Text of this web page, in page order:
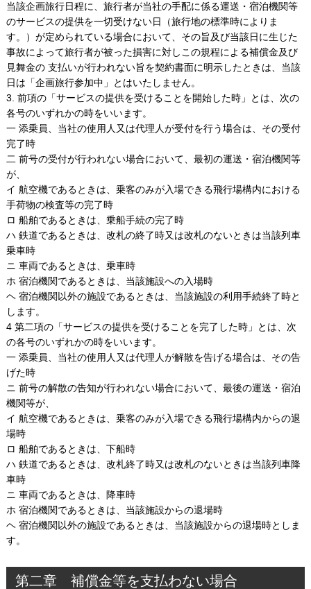
当該企画旅行日程に、旅行者が当社の手配に係る運送・宿泊機関等
のサービスの提供を一切受けない日（旅行地の標準時によりま
す。）が定められている場合において、その旨及び当該日に生じた
事故によって旅行者が被った損害に対しこの規程による補償金及び
見舞金の 支払いが行われない旨を契約書面に明示したときは、当該
日は「企画旅行参加中」とはいたしません。
3. 前項の「サービスの提供を受けることを開始した時」とは、次の
各号のいずれかの時をいいます。
一 添乗員、当社の使用人又は代理人が受付を行う場合は、その受付
完了時
二 前号の受付が行われない場合において、最初の運送・宿泊機関等
が、
イ 航空機であるときは、乗客のみが入場できる飛行場構内における
手荷物の検査等の完了時
ロ 船舶であるときは、乗船手続の完了時
ハ 鉄道であるときは、改札の終了時又は改札のないときは当該列車
乗車時
ニ 車両であるときは、乗車時
ホ 宿泊機関であるときは、当該施設への入場時
ヘ 宿泊機関以外の施設であるときは、当該施設の利用手続終了時と
します。
4 第二項の「サービスの提供を受けることを完了した時」とは、次
の各号のいずれかの時をいいます。
一 添乗員、当社の使用人又は代理人が解散を告げる場合は、その告
げた時
ニ 前号の解散の告知が行われない場合において、最後の運送・宿泊
機関等が、
イ 航空機であるときは、乗客のみが入場できる飛行場構内からの退
場時
ロ 船舶であるときは、下船時
ハ 鉄道であるときは、改札終了時又は改札のないときは当該列車降
車時
ニ 車両であるときは、降車時
ホ 宿泊機関であるときは、当該施設からの退場時
ヘ 宿泊機関以外の施設であるときは、当該施設からの退場時としま
す。
第二章 補償金等を支払わない場合